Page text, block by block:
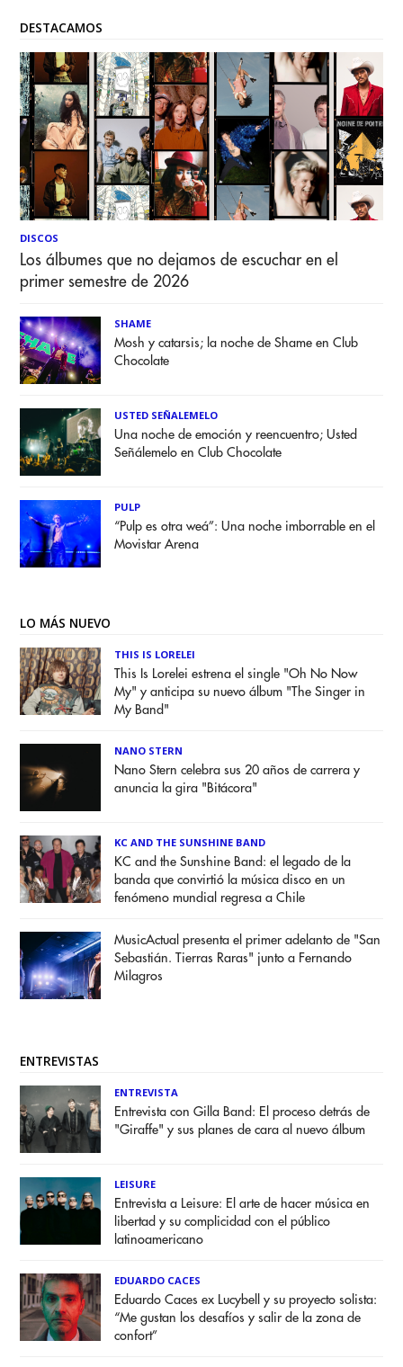
DESTACAMOS
DISCOS
Los álbumes que no dejamos de escuchar en el
primer semestre de 2026
SHAME
Mosh y catarsis; la noche de Shame en Club
Chocolate
USTED SEÑALEMELO
Una noche de emoción y reencuentro; Usted
Señálemelo en Club Chocolate
PULP
“Pulp es otra weá”: Una noche imborrable en el
Movistar Arena
LO MÁS NUEVO
THIS IS LORELEI
This Is Lorelei estrena el single "Oh No Now
My" y anticipa su nuevo álbum "The Singer in
My Band"
NANO STERN
Nano Stern celebra sus 20 años de carrera y
anuncia la gira "Bitácora"
KC AND THE SUNSHINE BAND
KC and the Sunshine Band: el legado de la
banda que convirtió la música disco en un
fenómeno mundial regresa a Chile
MusicActual presenta el primer adelanto de "San
Sebastián. Tierras Raras" junto a Fernando
Milagros
ENTREVISTAS
ENTREVISTA
Entrevista con Gilla Band: El proceso detrás de
"Giraffe" y sus planes de cara al nuevo álbum
LEISURE
Entrevista a Leisure: El arte de hacer música en
libertad y su complicidad con el público
latinoamericano
EDUARDO CACES
Eduardo Caces ex Lucybell y su proyecto solista:
“Me gustan los desafíos y salir de la zona de
confort”